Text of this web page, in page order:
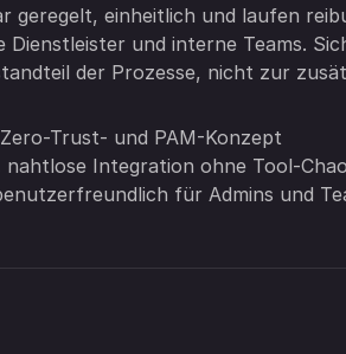
geregelt, einheitlich und laufen
Dienstleister und interne Teams.
der Prozesse, nicht zur
Trust- und PAM-Konzept
nahtlose Integration ohne Tool-
für Admins und